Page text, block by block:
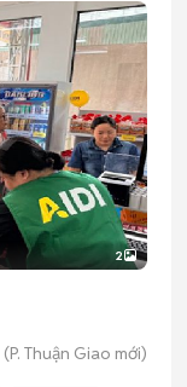
2
(P. Thuận Giao mới)